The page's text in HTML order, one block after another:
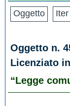
Oggetto Iter
Oggetto n.
Licenziato
“Legge